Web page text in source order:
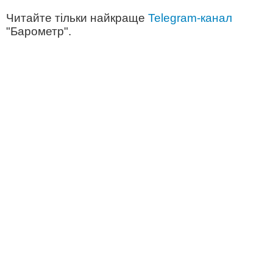
Читайте тільки найкраще Telegram-канал
"Барометр".